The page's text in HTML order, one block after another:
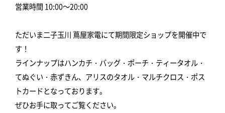
営業時間 10:00～20:00
ただいま二子玉川 蔦屋家電にて期間限定ショップを開催中で
す！
ラインナップはハンカチ・バッグ・ポーチ・ティータオル・
てぬぐい・赤ずきん、アリスのタオル・マルチクロス・ポス
トカードとなっております。
ぜひお手に取ってご覧ください。